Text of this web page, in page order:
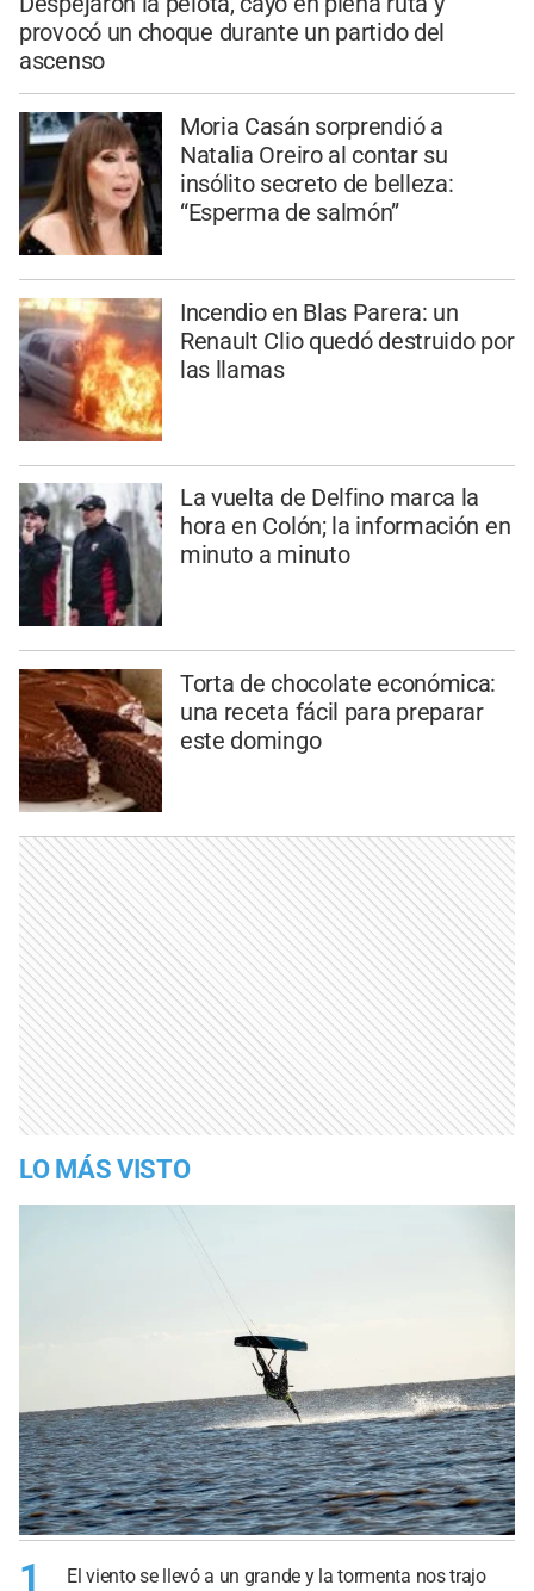
provocó un choque durante un partido del
ascenso
Moria Casán sorprendió a
Natalia Oreiro al contar su
insólito secreto de belleza:
“Esperma de salmón”
Incendio en Blas Parera: un
Renault Clio quedó destruido por
las llamas
La vuelta de Delfino marca la
hora en Colón; la información en
minuto a minuto
Torta de chocolate económica:
una receta fácil para preparar
este domingo
LO MÁS VISTO
1
El viento se llevó a un grande y la tormenta nos trajo